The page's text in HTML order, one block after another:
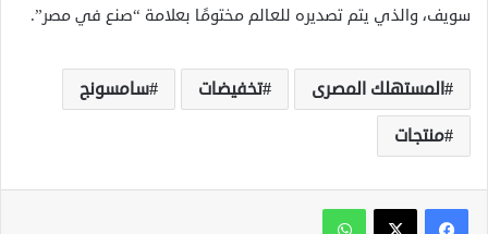
سويف، والذي يتم تصديره للعالم مختومًا بعلامة “صنع في مصر”.
المستهلك المصرى تخفيضات
سامسونج
منتجات
واتساب